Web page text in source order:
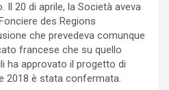
Il 20 di aprile, la Società aveva
des Regions
che prevedeva comunque
francese che su quello
ha approvato il progetto di
2018 è stata confermata.